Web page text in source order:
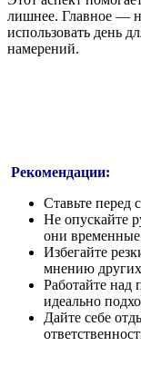
лишнее. Главное —
использовать день
намерений.
Рекомендации:
Ставьте перед
Не опускайте
они
Избегайте
мнению
Работайте над
идеально
Дайте себе